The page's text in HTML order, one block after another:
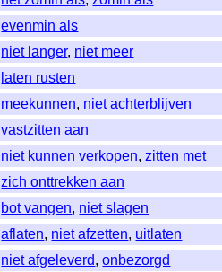
evenmin als
niet langer, niet meer
laten rusten
meekunnen, niet achterblijven
vastzitten aan
niet kunnen verkopen,zitten met
zich onttrekken aan
bot vangen, niet slagen
aflaten, niet afzetten, uitlaten
niet afgeleverd,onbezorgd